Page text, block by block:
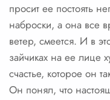
просит ее постоять
наброски, а она все
ветер, смеется. И в
зайчиках на ее лице
счастье, которое он
Он понял, что